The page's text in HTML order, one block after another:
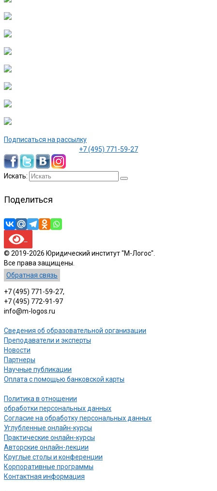
Подписаться на рассылку
+7 (495) 771-59-27
Искать:
Поделиться
© 2019-2026 Юридический институт "М-Логос".
Все права защищены.
Обратная связь
+7 (495) 771-59-27,
+7 (495) 772-91-97
info@m-logos.ru
Сведения об образовательной организации
Преподаватели и эксперты
Новости
Партнеры
Научные публикации
Оплата с помощью банковской карты
Политика в отношении
обработки персональных данных
Согласие на обработку персональных данных
Углубленные онлайн-курсы
Практические онлайн-курсы
Авторские онлайн-лекции
Круглые столы и конференции
Корпоративные программы
Контактная информация